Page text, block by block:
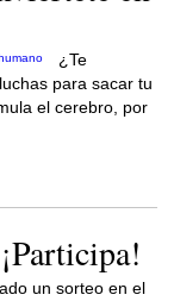
¿Te
para sacar tu
el cerebro, por
un sorteo en el